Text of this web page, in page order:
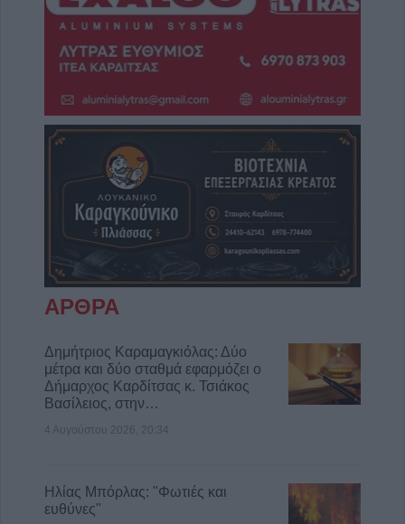
ΑΡΘΡΑ
Δημήτριος Καραμαγκιόλας: Δύο
μέτρα και δύο σταθμά εφαρμόζει ο
Δήμαρχος Καρδίτσας κ. Τσιάκος
Βασίλειος, στην…
4 Αυγούστου 2026, 20:34
Ηλίας Μπόρλας: "Φωτιές και
ευθύνες"